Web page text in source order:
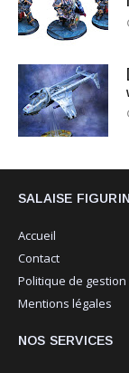
SALAISE
Accueil
Contact
Politique de
Mentions légales
NOS SERVICES